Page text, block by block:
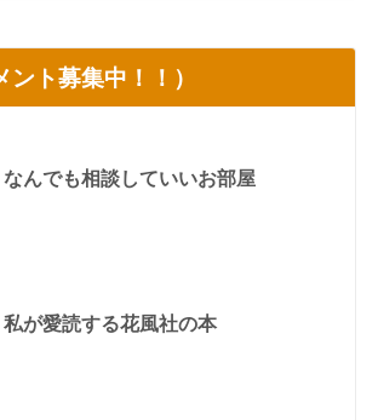
ト募集中！！）
なんでも相談していいお部屋
私が愛読する花風社の本